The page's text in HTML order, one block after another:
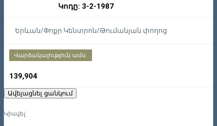
Կոդը: 3-2-1987
Երևան/Փոքր Կենտրոն/Թումանյան փողոց
Վարձակալություն ամս.
139,904
Ավելացնել ցանկում
Կիսվել`